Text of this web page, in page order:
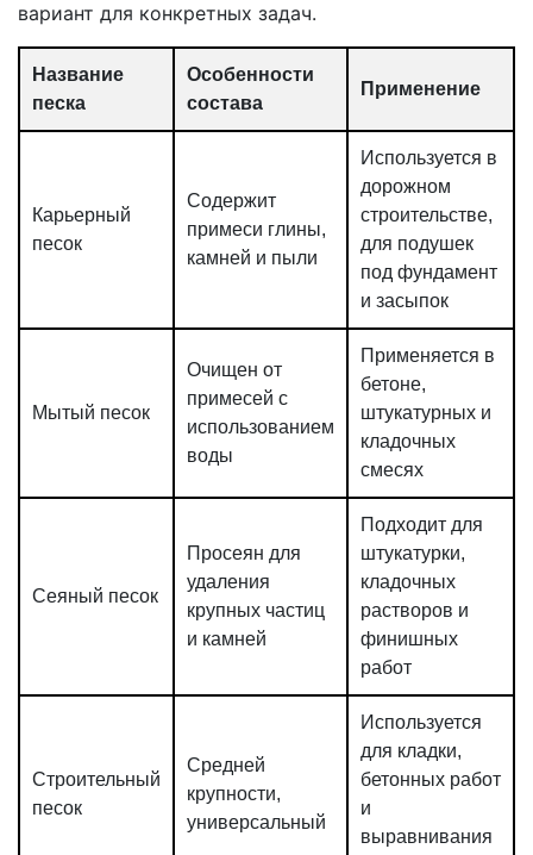
вариант для конкретных задач.
Название
песка
Особенности
состава
Применение
Карьерный
песок
Содержит
примеси глины,
камней и пыли
Используется в
дорожном
строительстве,
для подушек
под фундамент
и засыпок
Мытый песок
Очищен от
примесей с
использованием
воды
Применяется в
бетоне,
штукатурных и
кладочных
смесях
Сеяный песок
Просеян для
удаления
крупных частиц
и камней
Подходит для
штукатурки,
кладочных
растворов и
финишных
работ
Строительный
песок
Средней
крупности,
универсальный
Используется
для кладки,
бетонных работ
и
выравнивания